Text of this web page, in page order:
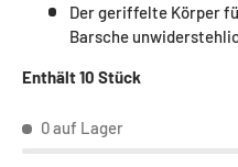
Der geriffelte Körper
Barsche
Enthält 10 Stück
0 auf Lager